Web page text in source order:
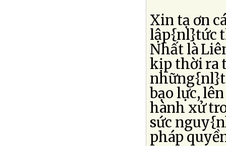
Xin tạ ơn
lập{nl}tức
Nhất là
kịp thời ra
bạo lực,
hành xử
sức
pháp